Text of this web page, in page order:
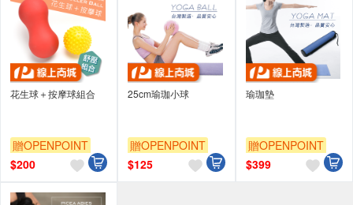
花生球＋按摩球組合
贈OPENPOINT
$200
25cm瑜珈小球
贈OPENPOINT
$125
瑜珈墊
贈OPENPOINT
$399